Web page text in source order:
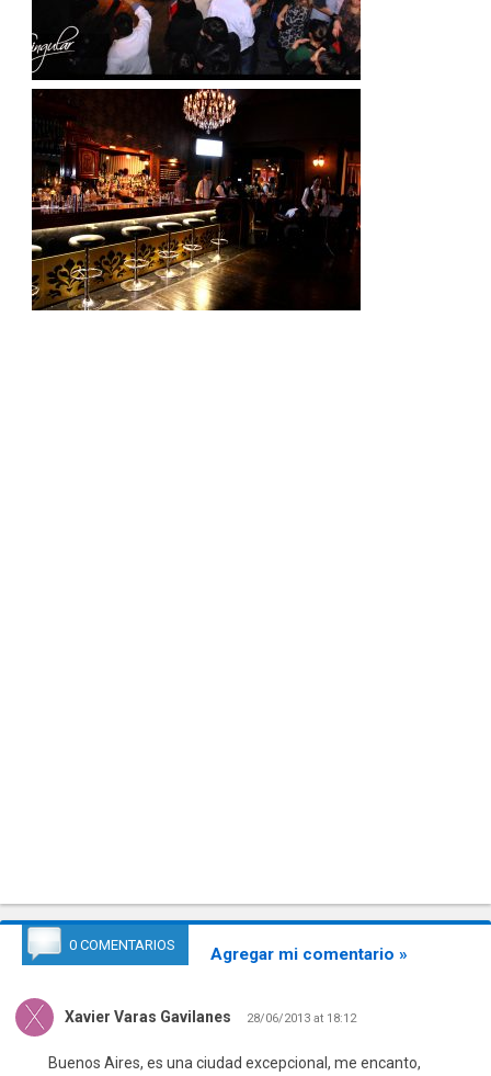
0 COMENTARIOS Agregar mi comentario »
Xavier Varas Gavilanes 28/06/2013 at 18:12
Buenos Aires, es una ciudad excepcional, me encanto,